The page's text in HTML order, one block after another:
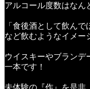
アルコール度数はなん
「食後酒として飲ん
など飲むようなイメー
ウイスキーやブランデ
一本です！
未体験の『作』を是非